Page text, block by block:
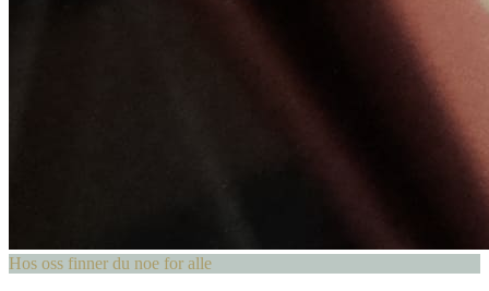
Hos oss finner du noe for alle